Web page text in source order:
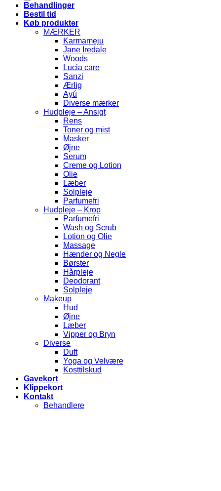
Behandlinger
Bestil tid
Køb produkter
MÆRKER
Karmameju
Jane Iredale
Woods
Lucia care
Sanzi
Ærlig
Ayú
Diverse mærker
Hudpleje – Ansigt
Rens
Toner og mist
Masker
Øjne
Serum
Creme og Lotion
Olie
Læber
Solpleje
Parfumefri
Hudpleje – Krop
Parfumefri
Wash og Scrub
Lotion og Olie
Massage
Hænder og Negle
Børster
Hårpleje
Deodorant
Solpleje
Makeup
Hud
Øjne
Læber
Vipper og Bryn
Diverse
Duft
Yoga og Velvære
Kosttilskud
Gavekort
Klippekort
Kontakt
Behandlere